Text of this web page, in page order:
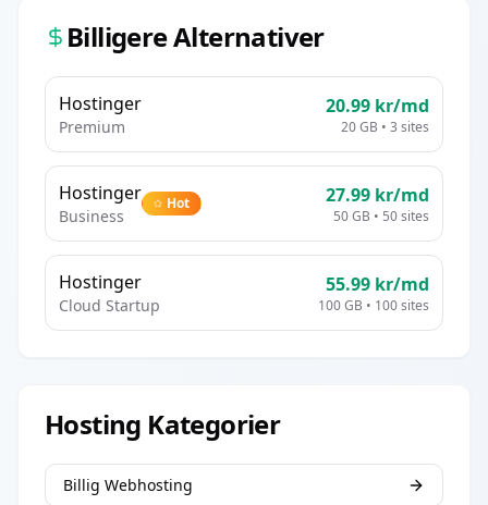
Billigere Alternativer
Hostinger
Premium
20.99 kr/md
20 GB • 3 sites
Hostinger
Business
Hot 27.99 kr/md
50 GB • 50sites
Hostinger
Cloud Startup
55.99 kr/md
100 GB • 100sites
Hosting Kategorier
Billig Webhosting